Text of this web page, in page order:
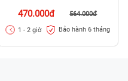
470.000đ 564.000đ
1 - 2 giờ Bảo hành 6 tháng